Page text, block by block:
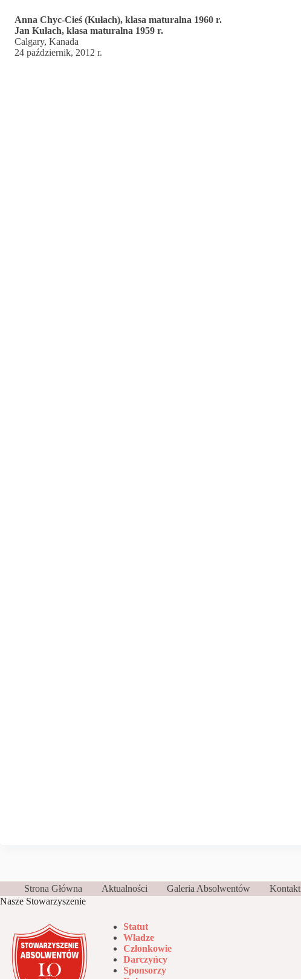
Anna Chyc-Cieś (Kułach), klasa maturalna 1960 r.
Jan Kułach, klasa maturalna 1959 r.
Calgary, Kanada
24 październik, 2012 r.
Strona Główna Aktualności Galeria Absolwentów Kontakt
Nasze Stowarzyszenie
Statut
Władze
Członkowie
Darczyńcy
Sponsorzy